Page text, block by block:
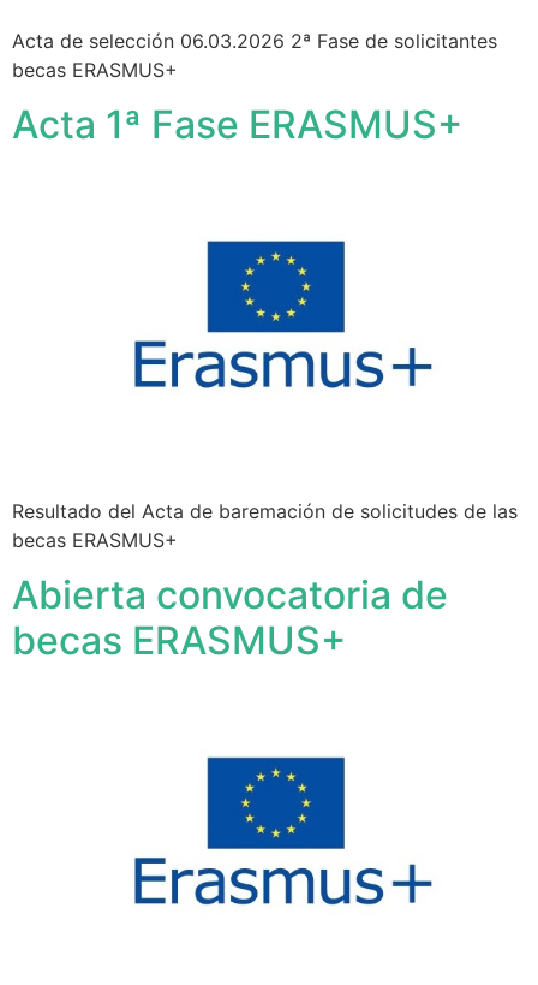
Acta de selección 06.03.2026 2ª Fase de solicitantes
becas ERASMUS+
Acta 1ª Fase ERASMUS+
Resultado del Acta de baremación de solicitudes de las
becas ERASMUS+
Abierta convocatoria de
becas ERASMUS+